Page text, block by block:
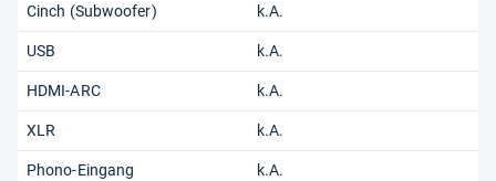
Cinch (Subwoofer) k.A.
USB k.A.
HDMI-ARC k.A.
XLR k.A.
Phono-Eingang k.A.